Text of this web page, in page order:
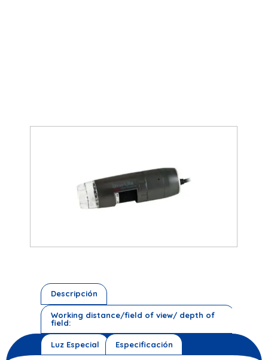
Descripción
Working distance/field of view/ depth of
field:
Luz Especial Especificación